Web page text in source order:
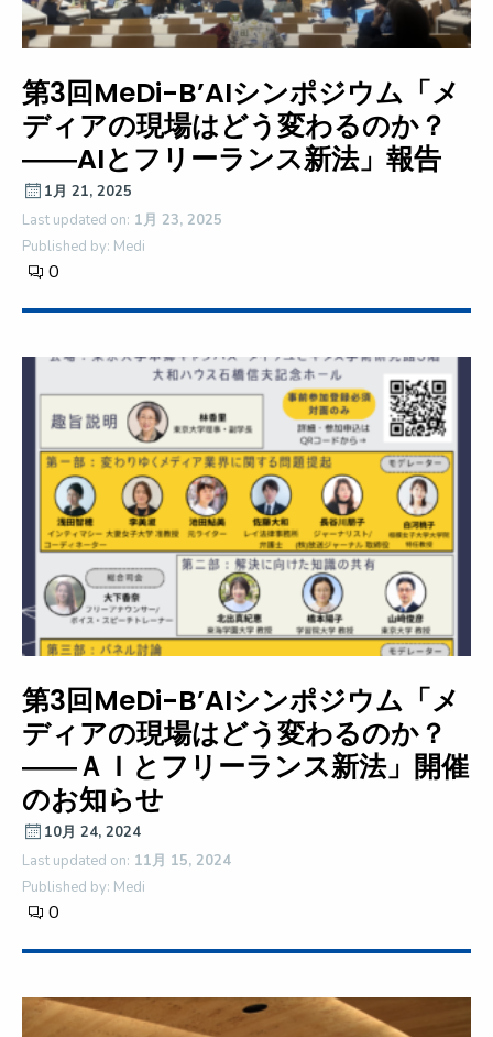
第3回MeDi-B’AIシンポジウム「メ
ディアの現場はどう変わるのか？
――AIとフリーランス新法」報告
1月 21, 2025
Last updated on: 1月 23, 2025
Published by: Medi
0
第3回MeDi-B’AIシンポジウム「メ
ディアの現場はどう変わるのか？
――ＡＩとフリーランス新法」開催
のお知らせ
10月 24, 2024
Last updated on: 11月 15, 2024
Published by: Medi
0